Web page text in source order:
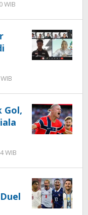
WIB
Gol,
WIB